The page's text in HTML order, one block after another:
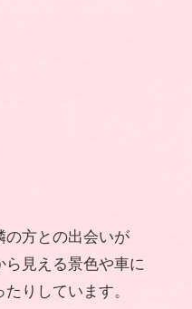
の方との出会いが
見える景色や車に
りしています。